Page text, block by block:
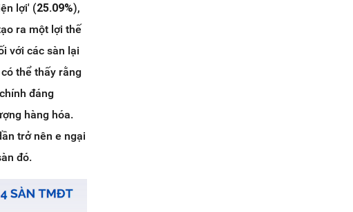
lợi' (25.09%),
ra một lợi thế
với các sàn lại
thể thấy rằng
đáng
hàng hóa.
trở nên e ngại
đó.